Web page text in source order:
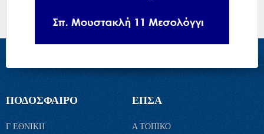
ΠΟΔΟΣΦΑΙΡΟ
Γ ΕΘΝΙΚΗ
ΕΠΣΑ
Α ΤΟΠΙΚΟ